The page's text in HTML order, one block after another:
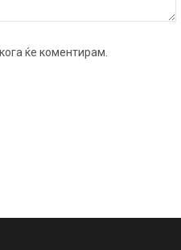
ќе коментирам.